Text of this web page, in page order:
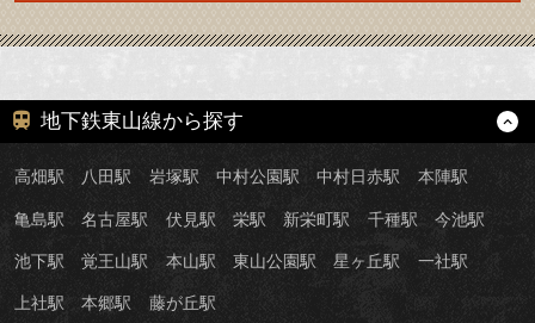
地下鉄東山線から探す
高畑駅 八田駅 岩塚駅 中村公園駅 中村日赤駅 本陣駅
亀島駅 名古屋駅 伏見駅 栄駅 新栄町駅 千種駅 今池駅
池下駅 覚王山駅 本山駅 東山公園駅 星ヶ丘駅 一社駅
上社駅 本郷駅 藤が丘駅